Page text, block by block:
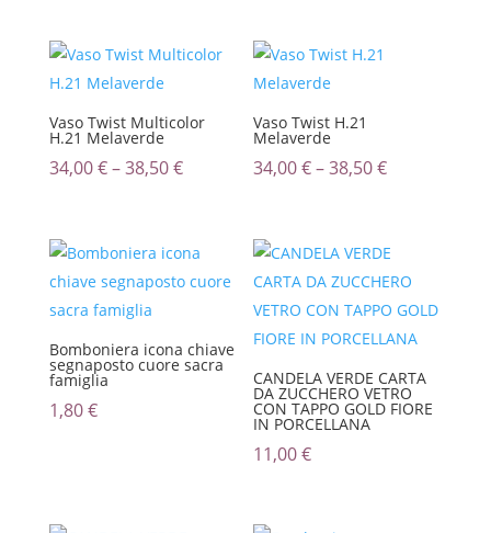
Vaso Twist Multicolor
H.21 Melaverde
34,00€–38,50€
Vaso Twist H.21
Melaverde
34,00€–38,50€
Bomboniera icona chiave
segnaposto cuore sacra
famiglia
1,80€
CANDELA VERDE CARTA
DA ZUCCHERO VETRO
CON TAPPO GOLD FIORE
IN PORCELLANA
11,00€